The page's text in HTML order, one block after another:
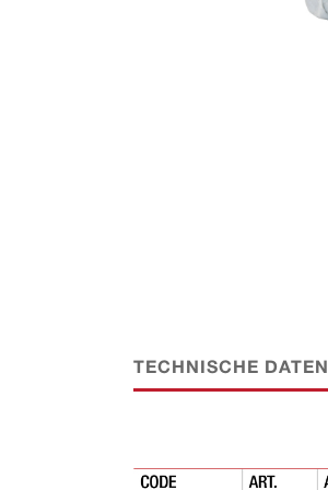
TECHNISCHE DATEN